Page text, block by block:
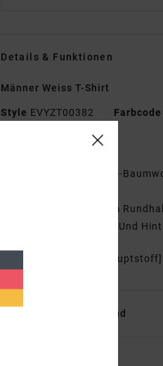
Details & Funktionen
Männer Weiss T-Shirt
Style EVYZT00382 Farbcode
100 % Bio-
Rippstrick Am
Print Vorne Und
Versand & Rückversand